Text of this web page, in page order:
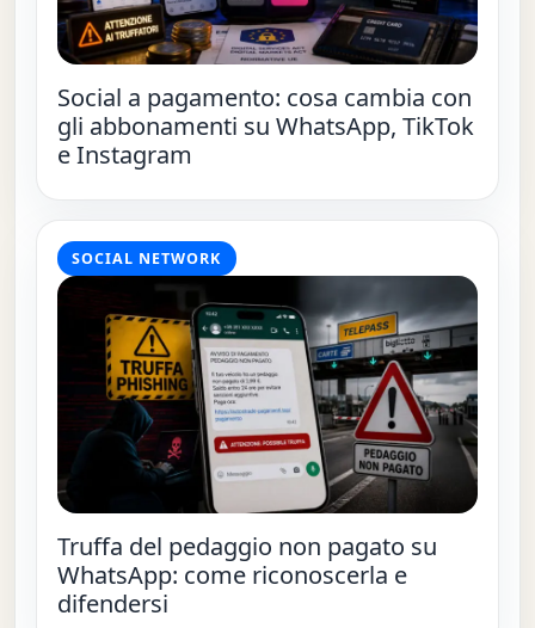
Social a pagamento: cosa cambia con
gli abbonamenti su WhatsApp, TikTok
e Instagram
SOCIAL NETWORK
Truffa del pedaggio non pagato su
WhatsApp: come riconoscerla e
difendersi